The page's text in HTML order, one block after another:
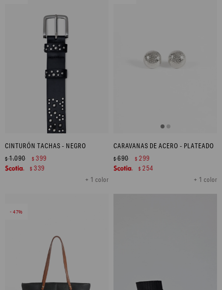
CINTURÓN TACHAS - NEGRO
+ 1 color
$1.090 $ 399
$ 339
CARAVANAS DE ACERO - PLATEADO
+ 1 color
$690 $ 299
$ 254
47